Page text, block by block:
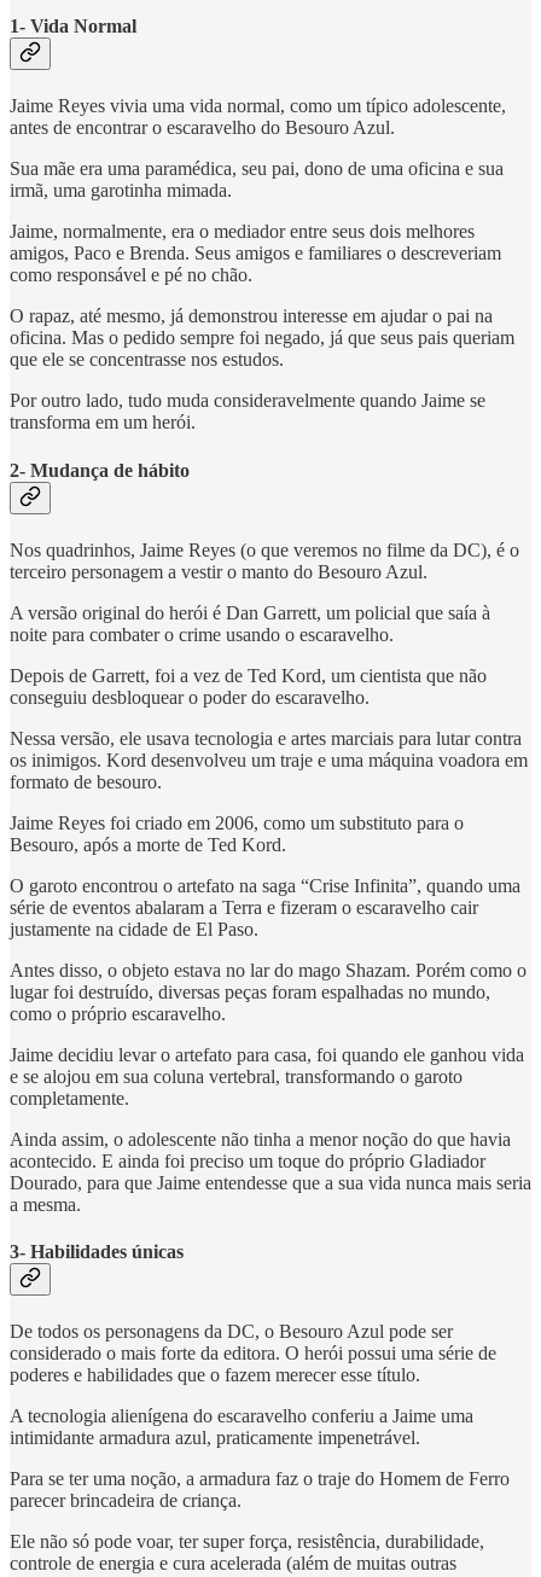
1- Vida Normal
Jaime Reyes vivia uma vida normal, como um típico adolescente,
antes de encontrar o escaravelho do Besouro Azul.
Sua mãe era uma paramédica, seu pai, dono de uma oficina e sua
irmã, uma garotinha mimada.
Jaime, normalmente, era o mediador entre seus dois melhores
amigos, Paco e Brenda. Seus amigos e familiares o descreveriam
como responsável e pé no chão.
O rapaz, até mesmo, já demonstrou interesse em ajudar o pai na
oficina. Mas o pedido sempre foi negado, já que seus pais queriam
que ele se concentrasse nos estudos.
Por outro lado, tudo muda consideravelmente quando Jaime se
transforma em um herói.
2- Mudança de hábito
Nos quadrinhos, Jaime Reyes (o que veremos no filme da DC), é o
terceiro personagem a vestir o manto do Besouro Azul.
A versão original do herói é Dan Garrett, um policial que saía à
noite para combater o crime usando o escaravelho.
Depois de Garrett, foi a vez de Ted Kord, um cientista que não
conseguiu desbloquear o poder do escaravelho.
Nessa versão, ele usava tecnologia e artes marciais para lutar contra
os inimigos. Kord desenvolveu um traje e uma máquina voadora em
formato de besouro.
Jaime Reyes foi criado em 2006, como um substituto para o
Besouro, após a morte de Ted Kord.
O garoto encontrou o artefato na saga “Crise Infinita”, quando uma
série de eventos abalaram a Terra e fizeram o escaravelho cair
justamente na cidade de El Paso.
Antes disso, o objeto estava no lar do mago Shazam. Porém como o
lugar foi destruído, diversas peças foram espalhadas no mundo,
como o próprio escaravelho.
Jaime decidiu levar o artefato para casa, foi quando ele ganhou vida
e se alojou em sua coluna vertebral, transformando o garoto
completamente.
Ainda assim, o adolescente não tinha a menor noção do que havia
acontecido. E ainda foi preciso um toque do próprio Gladiador
Dourado, para que Jaime entendesse que a sua vida nunca mais seria
a mesma.
3- Habilidades únicas
De todos os personagens da DC, o Besouro Azul pode ser
considerado o mais forte da editora. O herói possui uma série de
poderes e habilidades que o fazem merecer esse título.
A tecnologia alienígena do escaravelho conferiu a Jaime uma
intimidante armadura azul, praticamente impenetrável.
Para se ter uma noção, a armadura faz o traje do Homem de Ferro
parecer brincadeira de criança.
Ele não só pode voar, ter super força, resistência, durabilidade,
controle de energia e cura acelerada (além de muitas outras